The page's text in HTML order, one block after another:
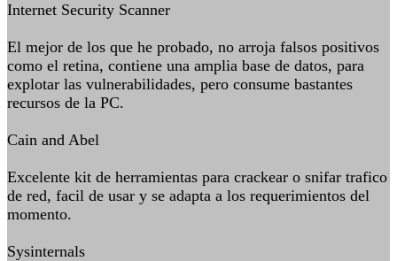
Internet Security Scanner
El mejor de los que he probado, no arroja falsos positivos
como el retina, contiene una amplia base de datos, para
explotar las vulnerabilidades, pero consume bastantes
recursos de la PC.
Cain and Abel
Excelente kit de herramientas para crackear o snifar trafico
de red, facil de usar y se adapta a los requerimientos del
momento.
Sysinternals